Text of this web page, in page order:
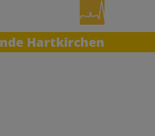
Hartkirchen